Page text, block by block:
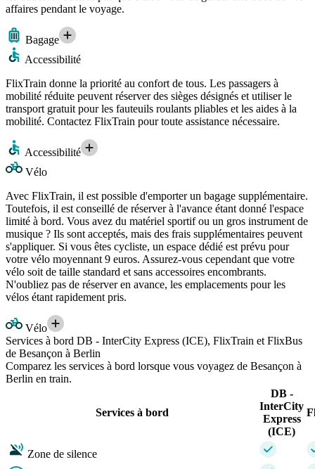
affaires pendant le voyage.
Bagage
Accessibilité
FlixTrain donne la priorité au confort de tous. Les passagers à
mobilité réduite peuvent réserver des sièges désignés et utiliser le
transport gratuit pour les fauteuils roulants pliables et les aides à la
mobilité. Contactez FlixTrain pour toute assistance nécessaire.
Accessibilité
Vélo
Avec FlixTrain, il est possible d'emporter un bagage supplémentaire.
Toutefois, il est conseillé de réserver à l'avance étant donné l'espace
limité à bord. Vous avez du matériel sportif ou un gros instrument de
musique ? Ils sont acceptés, mais des frais supplémentaires peuvent
s'appliquer. Si vous êtes cycliste, un espace dédié est prévu pour
votre vélo moyennant 9 euros. Assurez-vous cependant que votre
vélo soit de taille standard et sans accessoires encombrants.
N'oubliez pas de réserver en avance, les emplacements pour les
vélos étant rapidement pris.
Vélo
Services à bord DB - InterCity Express (ICE), FlixTrain et FlixBus
de Besançon à Berlin
Comparez les services à bord lorsque vous voyagez de Besançon à
Berlin en train.
Services à bord
DB -
InterCity
Express
(ICE)
Zone de silence